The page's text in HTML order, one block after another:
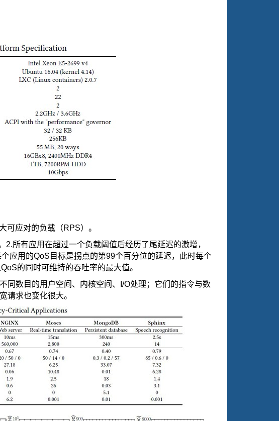
可应对的负载（RPS）。
2.所有应用在超过一个负载阈值后经历了尾延迟的激增，
个应用的QoS 目标是拐点的第99个百分位的延迟，此时每个
QoS的同时可维持的吞吐率的最大值。
同数目的用户空间、内核空间、 I/O处理；它们的指令与数
请求也变化很大。